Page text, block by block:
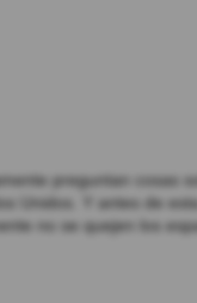
preguntan cosas
Unidos. Y antes de
no se quejen los